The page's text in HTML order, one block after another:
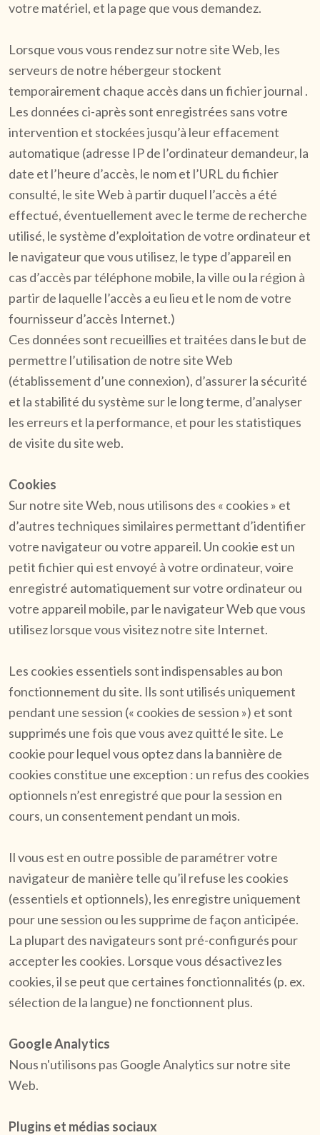
votre matériel, et la page que vous demandez.
Lorsque vous vous rendez sur notre site Web, les
serveurs de notre hébergeur stockent
temporairement chaque accès dans un fichier journal .
Les données ci-après sont enregistrées sans votre
intervention et stockées jusqu’à leur effacement
automatique (adresse IP de l’ordinateur demandeur, la
date et l’heure d’accès, le nom et l’URL du fichier
consulté, le site Web à partir duquel l’accès a été
effectué, éventuellement avec le terme de recherche
utilisé, le système d’exploitation de votre ordinateur et
le navigateur que vous utilisez, le type d’appareil en
cas d’accès par téléphone mobile, la ville ou la région à
partir de laquelle l’accès a eu lieu et le nom de votre
fournisseur d’accès Internet.)
Ces données sont recueillies et traitées dans le but de
permettre l’utilisation de notre site Web
(établissement d’une connexion), d’assurer la sécurité
et la stabilité du système sur le long terme, d’analyser
les erreurs et la performance, et pour les statistiques
de visite du site web.
Cookies
Sur notre site Web, nous utilisons des « cookies » et
d’autres techniques similaires permettant d’identifier
votre navigateur ou votre appareil. Un cookie est un
petit fichier qui est envoyé à votre ordinateur, voire
enregistré automatiquement sur votre ordinateur ou
votre appareil mobile, par le navigateur Web que vous
utilisez lorsque vous visitez notre site Internet.
Les cookies essentiels sont indispensables au bon
fonctionnement du site. Ils sont utilisés uniquement
pendant une session (« cookies de session ») et sont
supprimés une fois que vous avez quitté le site. Le
cookie pour lequel vous optez dans la bannière de
cookies constitue une exception : un refus des cookies
optionnels n’est enregistré que pour la session en
cours, un consentement pendant un mois.
Il vous est en outre possible de paramétrer votre
navigateur de manière telle qu’il refuse les cookies
(essentiels et optionnels), les enregistre uniquement
pour une session ou les supprime de façon anticipée.
La plupart des navigateurs sont pré-configurés pour
accepter les cookies. Lorsque vous désactivez les
cookies, il se peut que certaines fonctionnalités (p. ex.
sélection de la langue) ne fonctionnent plus.
Google Analytics
Nous n'utilisons pas Google Analytics sur notre site
Web.
Plugins et médias sociaux